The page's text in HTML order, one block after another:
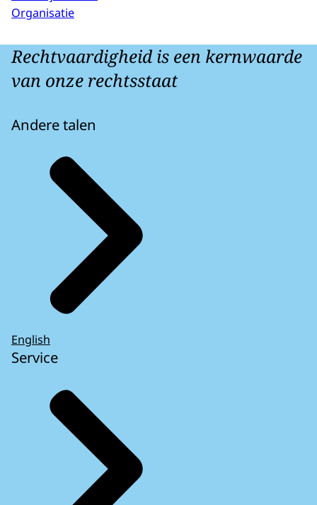
Organisatie
Rechtvaardigheid is een kernwaarde
van onze rechtsstaat
Andere talen
English
Service